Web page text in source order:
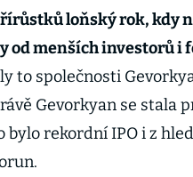
loňský rok, kdy
od menších investorů i
to společnosti
Gevorkyan se stala
rekordní IPO i z